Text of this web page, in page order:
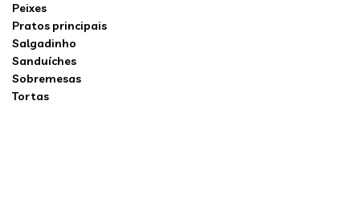
Peixes
Pratos principais
Salgadinho
Sanduíches
Sobremesas
Tortas